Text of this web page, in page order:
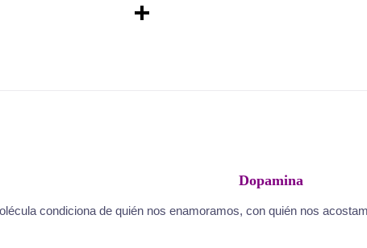
Copy
Dopamina
condiciona de quién nos enamoramos, con quién nos